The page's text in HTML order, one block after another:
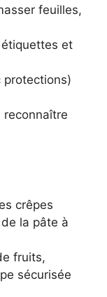
feuilles,
étiquettes et
protections)
reconnaître
crêpes
la pâte à
fruits,
sécurisée